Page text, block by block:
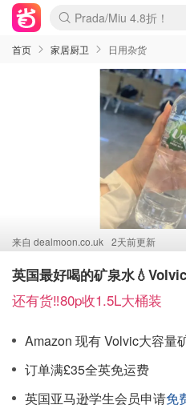
麦卢卡蜂蜜夏促！个位
Prada/Miu 4.8折！
啥？必胜客披萨5折！
首页 家居厨卫 日用杂货
来自 dealmoon.co.uk 2天前更新
英国最好喝的矿泉水
还有货‼️80p收1.5L大桶装
Amazon 现有 Volvic大容量
订单满£35全英免运费
英国亚马逊学生会员申请免